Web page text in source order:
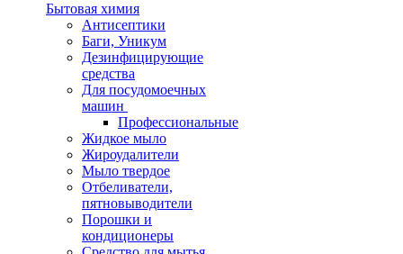
Бытовая химия
Антисептики
Баги, Уникум
Дезинфицирующие
средства
Для посудомоечных
машин
Профессиональные
Жидкое мыло
Жироудалители
Мыло твердое
Отбеливатели,
пятновыводители
Порошки и
кондиционеры